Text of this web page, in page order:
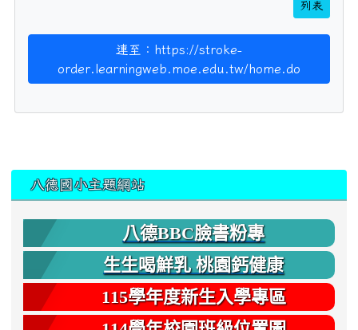
列表
連至：https://stroke-
order.learningweb.moe.edu.tw/home.do
八德國小主題網站
八德BBC臉書粉專
生生喝鮮乳 桃園鈣健康
115學年度新生入學專區